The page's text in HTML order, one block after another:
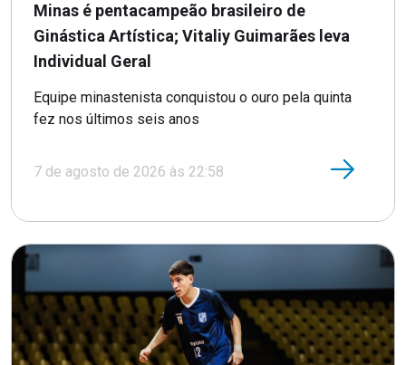
Minas é pentacampeão brasileiro de
Ginástica Artística; Vitaliy Guimarães leva
Individual Geral
Equipe minastenista conquistou o ouro pela quinta
fez nos últimos seis anos
7 de agosto de 2026 às 22:58